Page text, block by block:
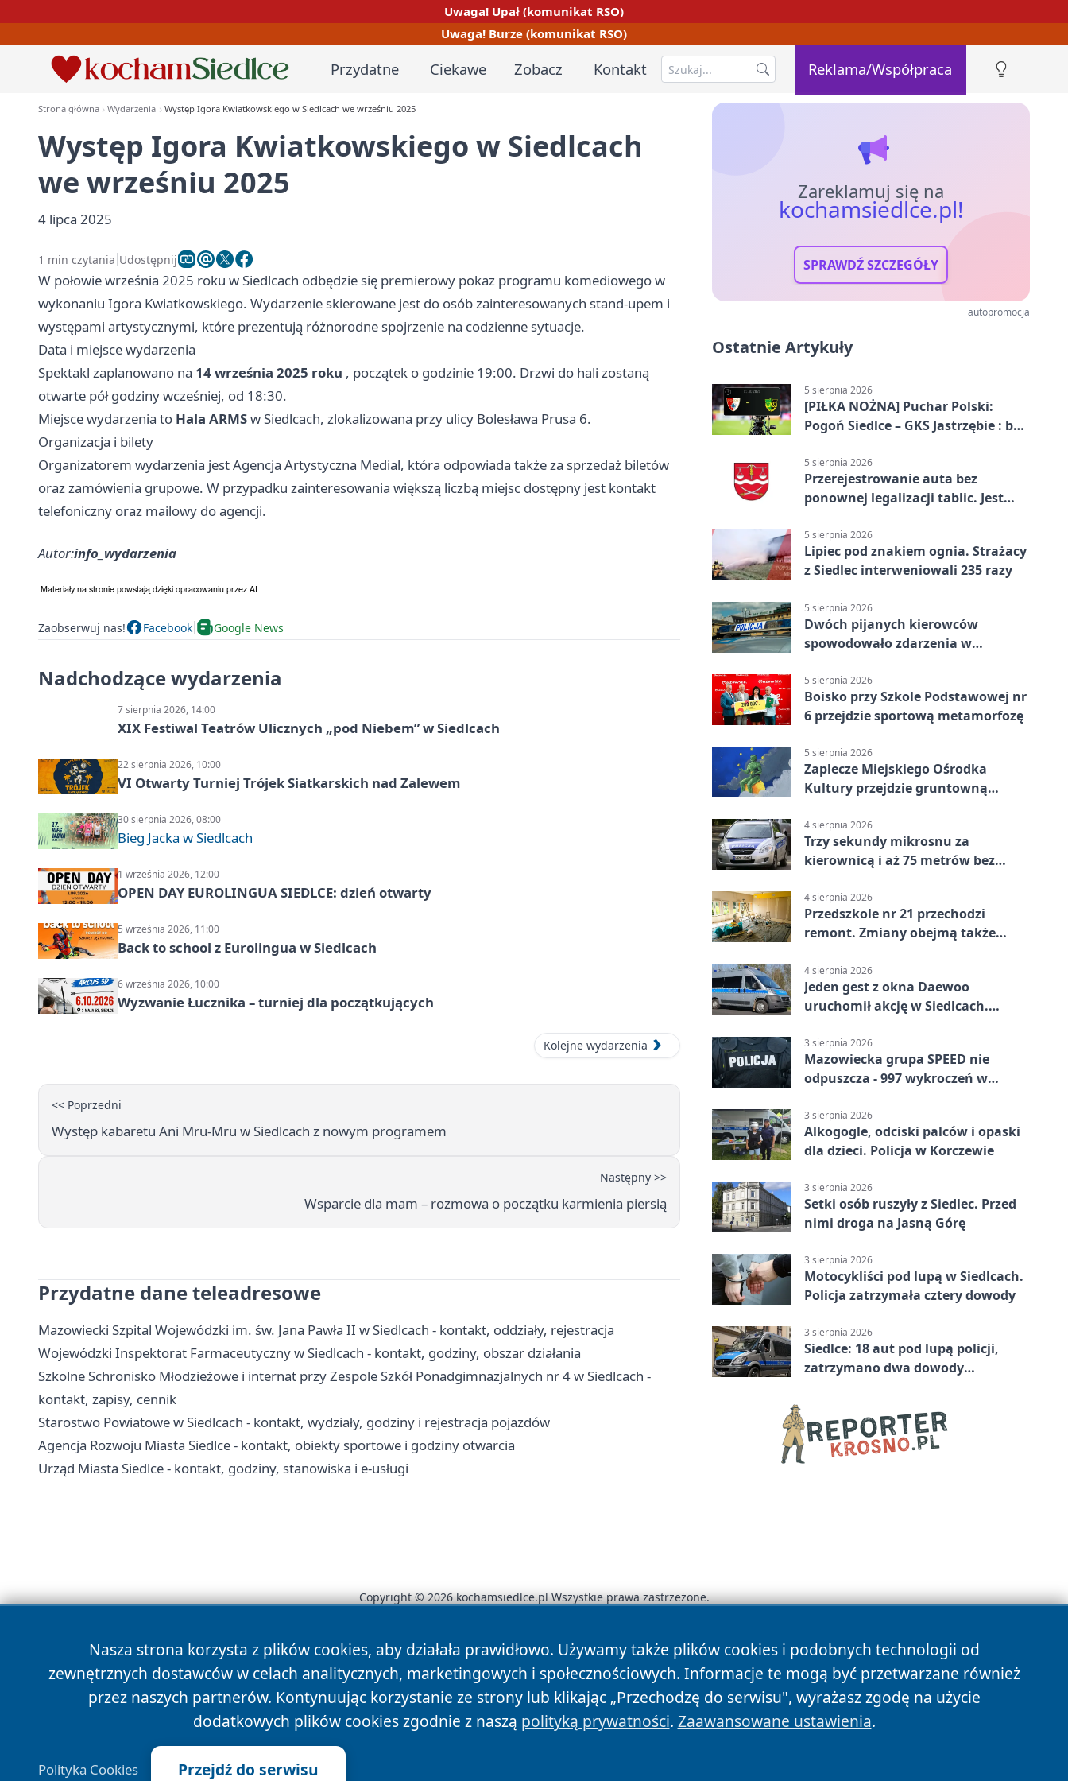
Uwaga! Upał (komunikat RSO)
Uwaga! Burze (komunikat RSO)
Przydatne Ciekawe Zobacz Kontakt Reklama/Współpraca
Strona główna Wydarzenia Występ Igora Kwiatkowskiego w Siedlcach we wrześniu 2025
Występ Igora Kwiatkowskiego w Siedlcach
we wrześniu 2025
4 lipca 2025
1 min czytania Udostępnij
W połowie września 2025 roku w Siedlcach odbędzie się premierowy pokaz programu komediowego w
wykonaniu Igora Kwiatkowskiego. Wydarzenie skierowane jest do osób zainteresowanych stand-upem i
występami artystycznymi, które prezentują różnorodne spojrzenie na codzienne sytuacje.
Data i miejsce wydarzenia
Spektakl zaplanowano na 14 września 2025 roku , początek o godzinie 19:00. Drzwi do hali zostaną
otwarte pół godziny wcześniej, od 18:30.
Miejsce wydarzenia to Hala ARMSw Siedlcach, zlokalizowana przy ulicy Bolesława Prusa 6.
Organizacja i bilety
Organizatorem wydarzenia jest Agencja Artystyczna Medial, która odpowiada także za sprzedaż biletów
oraz zamówienia grupowe. W przypadku zainteresowania większą liczbą miejsc dostępny jest kontakt
telefoniczny oraz mailowy do agencji.
Autor:info_wydarzenia
Zaobserwuj nas! Facebook Google News
Nadchodzące wydarzenia
7 sierpnia 2026, 14:00
XIX Festiwal Teatrów Ulicznych „pod Niebem” w Siedlcach
22 sierpnia 2026, 10:00
VI Otwarty Turniej Trójek Siatkarskich nad Zalewem
30 sierpnia 2026, 08:00
Bieg Jacka w Siedlcach
1 września 2026, 12:00
OPEN DAY EUROLINGUA SIEDLCE: dzień otwarty
5 września 2026, 11:00
Back to school z Eurolingua w Siedlcach
6 września 2026, 10:00
Wyzwanie Łucznika – turniej dla początkujących
Kolejne wydarzenia
<< Poprzedni
Występ kabaretu Ani Mru-Mru w Siedlcach z nowym programem
Następny >>
Wsparcie dla mam – rozmowa o początku karmienia piersią
Przydatne dane teleadresowe
Mazowiecki Szpital Wojewódzki im. św. Jana Pawła II w Siedlcach - kontakt, oddziały, rejestracja
Wojewódzki Inspektorat Farmaceutyczny w Siedlcach - kontakt, godziny, obszar działania
Szkolne Schronisko Młodzieżowe i internat przy Zespole Szkół Ponadgimnazjalnych nr 4 w Siedlcach -
kontakt, zapisy, cennik
Starostwo Powiatowe w Siedlcach - kontakt, wydziały, godziny i rejestracja pojazdów
Agencja Rozwoju Miasta Siedlce - kontakt, obiekty sportowe i godziny otwarcia
Urząd Miasta Siedlce - kontakt, godziny, stanowiska i e-usługi
Zareklamuj się na
kochamsiedlce.pl!
SPRAWDŹ SZCZEGÓŁY
autopromocja
Ostatnie Artykuły
5 sierpnia 2026
[PIŁKA NOŻNA] Puchar Polski:
Pogoń Siedlce – GKS Jastrzębie : bez
5 sierpnia 2026
Przerejestrowanie auta bez
ponownej legalizacji tablic. Jest
5 sierpnia 2026
Lipiec pod znakiem ognia. Strażacy
z Siedlec interweniowali 235 razy
5 sierpnia 2026
Dwóch pijanych kierowców
spowodowało zdarzenia w
5 sierpnia 2026
Boisko przy Szkole Podstawowej nr
6 przejdzie sportową metamorfozę
5 sierpnia 2026
Zaplecze Miejskiego Ośrodka
Kultury przejdzie gruntowną
4 sierpnia 2026
Trzy sekundy mikrosnu za
kierownicą i aż 75 metrów bez
4 sierpnia 2026
Przedszkole nr 21 przechodzi
remont. Zmiany obejmą także
4 sierpnia 2026
Jeden gest z okna Daewoo
uruchomił akcję w Siedlcach.
3 sierpnia 2026
Mazowiecka grupa SPEED nie
odpuszcza - 997 wykroczeń w
3 sierpnia 2026
Alkogogle, odciski palców i opaski
dla dzieci. Policja w Korczewie
3 sierpnia 2026
Setki osób ruszyły z Siedlec. Przed
nimi droga na Jasną Górę
3 sierpnia 2026
Motocykliści pod lupą w Siedlcach.
Policja zatrzymała cztery dowody
3 sierpnia 2026
Siedlce: 18 aut pod lupą policji,
zatrzymano dwa dowody
Nasza strona korzysta z plików cookies, aby działała prawidłowo. Używamy także plików cookies i podobnych technologii od
zewnętrznych dostawców w celach analitycznych, marketingowych i społecznościowych. Informacje te mogą być przetwarzane również
przez naszych partnerów. Kontynuując korzystanie ze strony lub klikając „Przechodzę do serwisu", wyrażasz zgodę na użycie
dodatkowych plików cookies zgodnie z naszą polityką prywatności. Zaawansowane ustawienia.
Polityka Cookies Przejdź do serwisu
Copyright © 2026 kochamsiedlce.pl Wszystkie prawa zastrzeżone.
News Autorzy Polityka Prywatności Polityka Cookies